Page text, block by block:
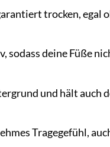
trocken, egal
deine Füße
und hält auch
Tragegefühl,